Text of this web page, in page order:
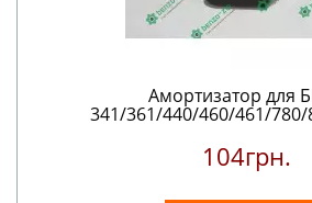
Амортизатор для
341/361/440/460/461/780/
104грн.